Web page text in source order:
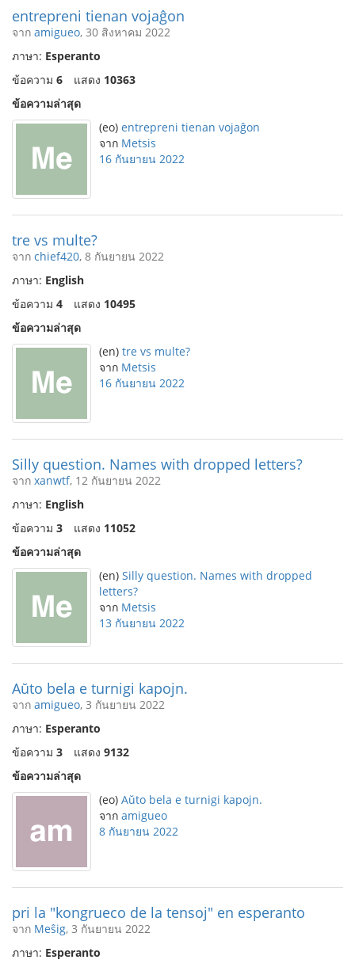
entrepreni tienan vojaĝon
จาก amigueo, 30 สิงหาคม 2022
ภาษา: Esperanto
ข้อความ 6 แสดง 10363
ข้อความล่าสุด
(eo) entrepreni tienan vojaĝon
จาก Metsis
16 กันยายน 2022
tre vs multe?
จาก chief420, 8 กันยายน 2022
ภาษา: English
ข้อความ 4 แสดง 10495
ข้อความล่าสุด
(en) tre vs multe?
จาก Metsis
16 กันยายน 2022
Silly question. Names with dropped letters?
จาก xanwtf, 12 กันยายน 2022
ภาษา: English
ข้อความ 3 แสดง 11052
ข้อความล่าสุด
(en) Silly question. Names with dropped
letters?
จาก Metsis
13 กันยายน 2022
Aŭto bela e turnigi kapojn.
จาก amigueo, 3 กันยายน 2022
ภาษา: Esperanto
ข้อความ 3 แสดง 9132
ข้อความล่าสุด
(eo) Aŭto bela e turnigi kapojn.
จาก amigueo
8 กันยายน 2022
pri la "kongrueco de la tensoj" en esperanto
จาก Meŝig, 3 กันยายน 2022
ภาษา: Esperanto